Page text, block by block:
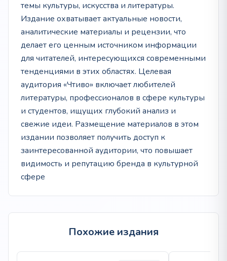
темы культуры, искусства и литературы.
Издание охватывает актуальные новости,
аналитические материалы и рецензии, что
делает его ценным источником информации
для читателей, интересующихся современными
тенденциями в этих областях. Целевая
аудитория «Чтиво» включает любителей
литературы, профессионалов в сфере культуры
и студентов, ищущих глубокий анализ и
свежие идеи. Размещение материалов в этом
издании позволяет получить доступ к
заинтересованной аудитории, что повышает
видимость и репутацию бренда в культурной
сфере
Похожие издания